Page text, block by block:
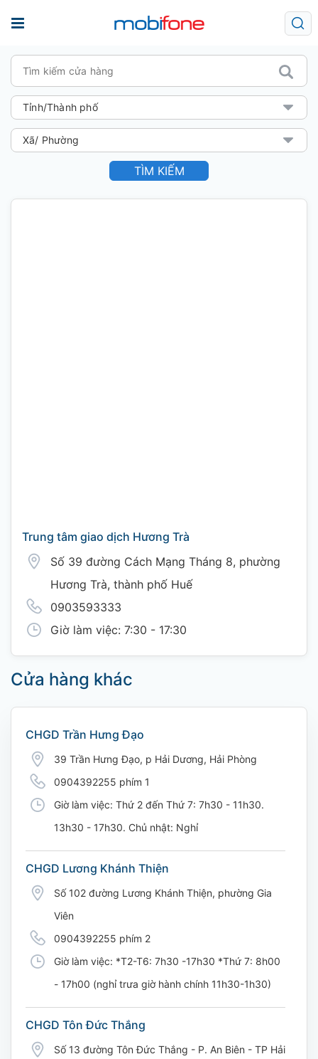
TÌM KIẾM
Trung tâm giao dịch Hương Trà
Số 39 đường Cách Mạng Tháng 8, phường
Hương Trà, thành phố Huế
0903593333
Giờ làm việc: 7:30 - 17:30
Cửa hàng khác
CHGD Trần Hưng Đạo
39 Trần Hưng Đạo, p Hải Dương, Hải Phòng
0904392255 phím 1
Giờ làm việc: Thứ 2 đến Thứ 7: 7h30 - 11h30.
13h30 - 17h30. Chủ nhật: Nghỉ
CHGD Lương Khánh Thiện
Số 102 đường Lương Khánh Thiện, phường Gia
Viên
0904392255 phím 2
Giờ làm việc: *T2-T6: 7h30 -17h30 *Thứ 7: 8h00
- 17h00 (nghỉ trưa giờ hành chính 11h30-1h30)
CHGD Tôn Đức Thắng
Số 13 đường Tôn Đức Thắng - P. An Biên - TP Hải